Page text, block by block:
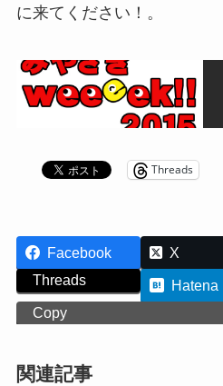
に来てください！。
Threads
Facebook X
Threads
Hatena
Copy
関連記事